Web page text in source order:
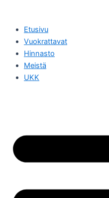
Etusivu
Vuokrattavat
Hinnasto
Meistä
UKK